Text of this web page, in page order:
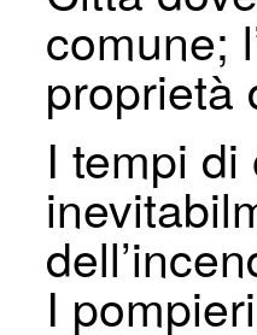
comune;
proprietà
I tempi
I